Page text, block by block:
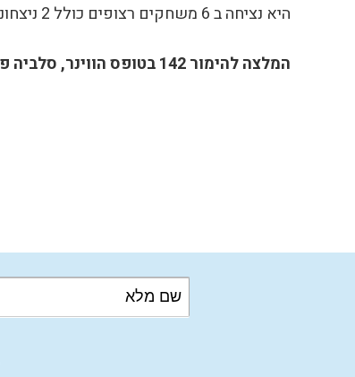
היא נציחה ב 6 משחקים רצופים כולל 2 ניצחונות על פנרבחצה בשלב הקודם. בבית סלביה צריכה להשיג ניצחון שיתן לה מקדמה לקראת השלב הבא.
המלצה להימור 142 בטופס הווינר, סלביה פראג – לאסק לינץ, סימון 1.